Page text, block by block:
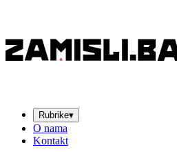
Rubrike▾
O nama
Kontakt